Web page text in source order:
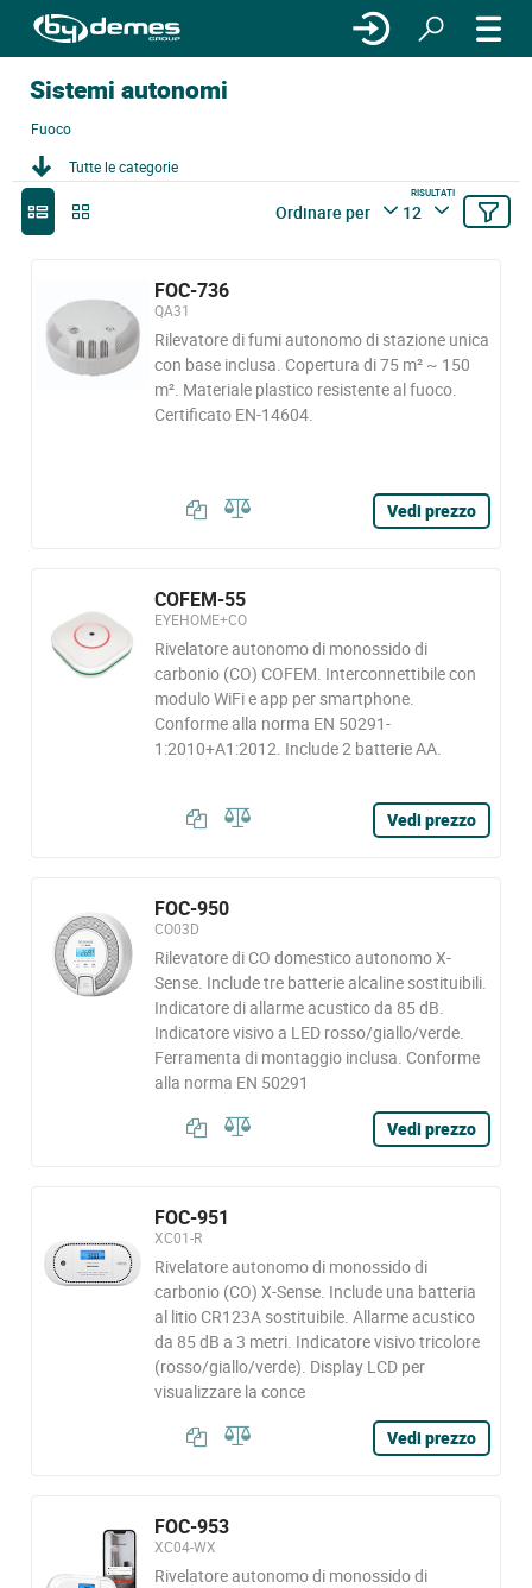
Sistemi autonomi
Fuoco
Tutte le categorie
Ordinare per
RISULTATI
12
FOC-736
QA31
Rilevatore di fumi autonomo di stazione unica
con base inclusa. Copertura di 75 m² ~ 150
m². Materiale plastico resistente al fuoco.
Certificato EN-14604.
Vedi prezzo
COFEM-55
EYEHOME+CO
Rivelatore autonomo di monossido di
carbonio (CO) COFEM. Interconnettibile con
modulo WiFi e app per smartphone.
Conforme alla norma EN 50291-
1:2010+A1:2012. Include 2 batterie AA.
Vedi prezzo
FOC-950
CO03D
Rilevatore di CO domestico autonomo X-
Sense. Include tre batterie alcaline sostituibili.
Indicatore di allarme acustico da 85 dB.
Indicatore visivo a LED rosso/giallo/verde.
Ferramenta di montaggio inclusa. Conforme
alla norma EN 50291
Vedi prezzo
FOC-951
XC01-R
Rivelatore autonomo di monossido di
carbonio (CO) X-Sense. Include una batteria
al litio CR123A sostituibile. Allarme acustico
da 85 dB a 3 metri. Indicatore visivo tricolore
(rosso/giallo/verde). Display LCD per
visualizzare la conce
Vedi prezzo
FOC-953
XC04-WX
Rivelatore autonomo di monossido di